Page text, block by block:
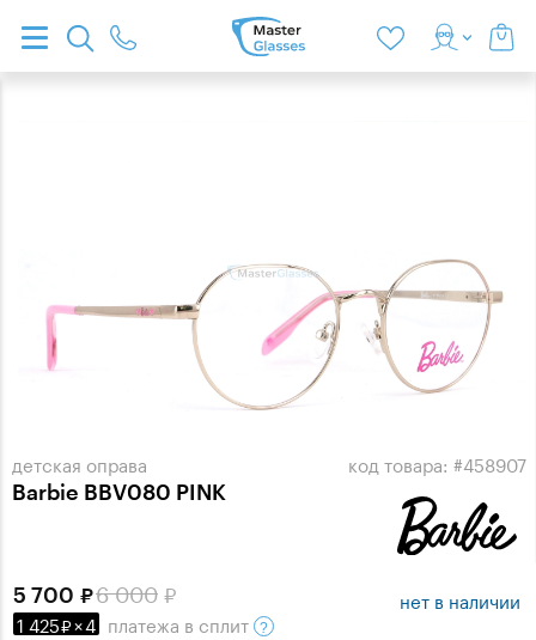
детская оправа
Barbie BBV080 PINK
код товара: #458907
6 000
5 700
1 425 ×4 платежа в сплит
нет в наличии